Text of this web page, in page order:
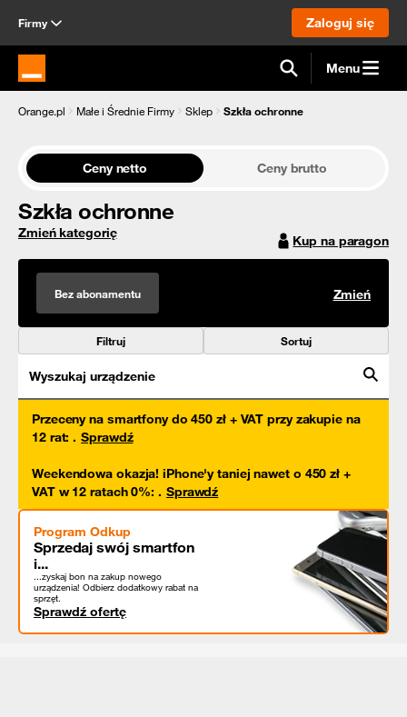
Firmy Zaloguj się
Strona główna Orange.pl Menu
Orange.pl Małe i Średnie Firmy Sklep Szkła ochronne
Ceny netto Ceny brutto
Szkła ochronne
Zmień kategorię Kup na paragon
Bez abonamentu Zmień
Filtruj Sortuj
Wyszukaj urządzenie
Przeceny na smartfony do 450 zł + VAT przy zakupie na
12 rat: . Sprawdź
Weekendowa okazja! iPhone'y taniej nawet o 450 zł +
VAT w 12 ratach 0%: . Sprawdź
Program Odkup
Sprzedaj swój smartfon
i...
...zyskaj bon na zakup nowego
urządzenia! Odbierz dodatkowy rabat na
sprzęt.
Sprawdź ofertę